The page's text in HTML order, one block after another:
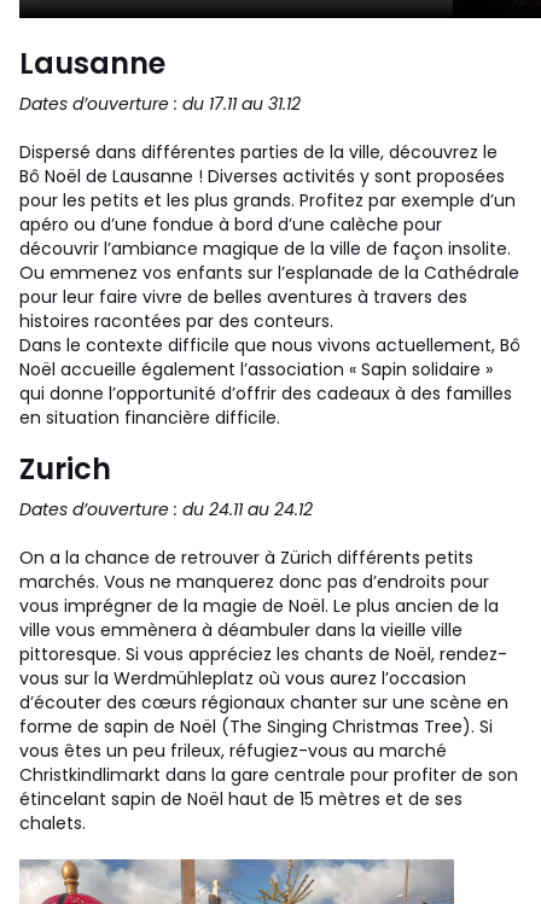
Lausanne
Dates d’ouverture : du 17.11 au 31.12
Dispersé dans différentes parties de la ville, découvrez le
Bô Noël de Lausanne ! Diverses activités y sont proposées
pour les petits et les plus grands. Profitez par exemple d’un
apéro ou d’une fondue à bord d’une calèche pour
découvrir l’ambiance magique de la ville de façon insolite.
Ou emmenez vos enfants sur l’esplanade de la Cathédrale
pour leur faire vivre de belles aventures à travers des
histoires racontées par des conteurs.
Dans le contexte difficile que nous vivons actuellement, Bô
Noël accueille également l’association « Sapin solidaire »
qui donne l’opportunité d’offrir des cadeaux à des familles
en situation financière difficile.
Zurich
Dates d’ouverture : du 24.11 au 24.12
On a la chance de retrouver à Zürich différents petits
marchés. Vous ne manquerez donc pas d’endroits pour
vous imprégner de la magie de Noël. Le plus ancien de la
ville vous emmènera à déambuler dans la vieille ville
pittoresque. Si vous appréciez les chants de Noël, rendez-
vous sur la Werdmühleplatz où vous aurez l’occasion
d’écouter des cœurs régionaux chanter sur une scène en
forme de sapin de Noël (The Singing Christmas Tree). Si
vous êtes un peu frileux, réfugiez-vous au marché
Christkindlimarkt dans la gare centrale pour profiter de son
étincelant sapin de Noël haut de 15 mètres et de ses
chalets.